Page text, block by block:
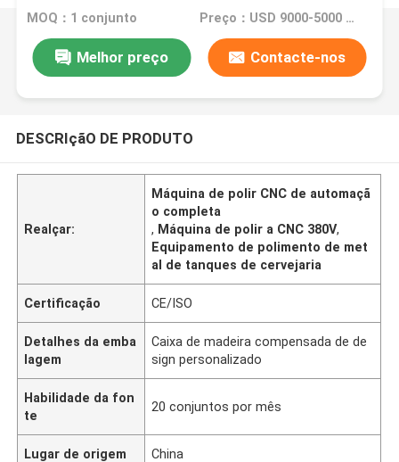
Equipamento de polimento de metais
MOQ：1 conjunto Preço：USD 9000-5000 Dollar per set
Melhor preço Contacte-nos
DESCRIçãO DE PRODUTO
Realçar:
Máquina de polir CNC de automaçã
o completa
, Máquina de polir a CNC 380V,
Equipamento de polimento de met
al de tanques de cervejaria
Certificação CE/ISO
Detalhes da emba
lagem
Caixa de madeira compensada de de
sign personalizado
Habilidade da fon
te
20 conjuntos por mês
Lugar de origem China